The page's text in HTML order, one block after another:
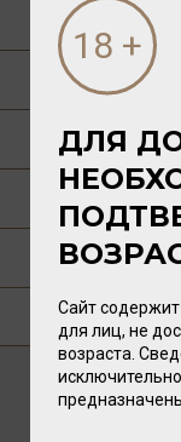
О ТОВАРЕ
ГАСТРОНОМИЯ
О РЕГИОНЕ
О
ТЕХНОЛОГИЯ
ГДЕ КУПИТЬ?
ДЛЯ
Сайт
для лиц, не
возраста.